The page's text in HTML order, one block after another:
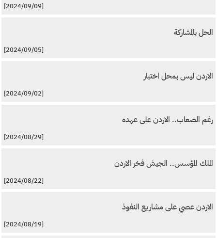
[2024/09/09]
الحل بالمشاركة
[2024/09/05]
الاردن ليس بمحل اختبار
[2024/09/02]
رغم الصعاب.. الاردن على عهده
[2024/08/29]
الملك المؤسس.. الجيش فخر الاردن
[2024/08/22]
الاردن عصي على مشاريع النفوذ
[2024/08/19]